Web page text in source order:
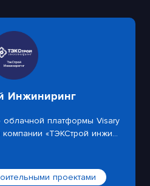
Инжиниринг
платформы Visary
«ТЭКСтрой инжи...
проектами